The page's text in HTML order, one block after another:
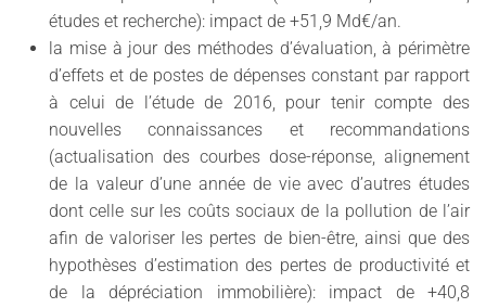
études et recherche): impact de +51,9 Md€/an.
la mise à jour des méthodes d’évaluation, à périmètre
d’effets et de postes de dépenses constant par rapport
à celui de l’étude de 2016, pour tenir compte des
nouvelles connaissances et recommandations
(actualisation des courbes dose-réponse, alignement
de la valeur d’une année de vie avec d’autres études
dont celle sur les coûts sociaux de la pollution de l’air
afin de valoriser les pertes de bien-être, ainsi que des
hypothèses d’estimation des pertes de productivité et
de la dépréciation immobilière): impact de +40,8